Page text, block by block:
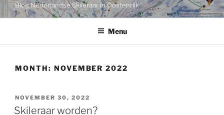
Blog Nederlandse Skileraar in Oostenrijk
Menu
MONTH: NOVEMBER 2022
POSTED
ON
NOVEMBER 30, 2022
Skileraar worden?